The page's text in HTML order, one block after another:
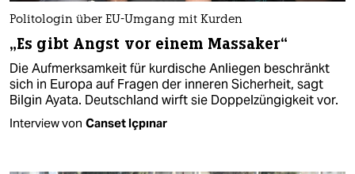
Politologin über EU-Umgang mit Kurden
„Es gibt Angst vor einem Massaker“
Die Aufmerksamkeit für kurdische Anliegen beschränkt
sich in Europa auf Fragen der inneren Sicherheit, sagt
Bilgin Ayata. Deutschland wirft sie Doppelzüngigkeit vor.
Interview von Canset Içpınar